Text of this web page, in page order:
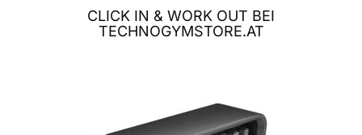
CLICK IN & WORK OUT BEI
TECHNOGYMSTORE.AT